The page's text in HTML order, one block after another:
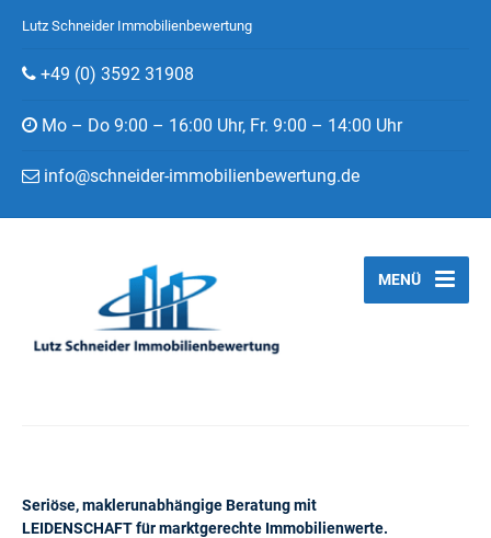
Lutz Schneider Immobilienbewertung
+49 (0) 3592 31908
Mo – Do 9:00 – 16:00 Uhr, Fr. 9:00 – 14:00 Uhr
info@schneider-immobilienbewertung.de
Seriöse, maklerunabhängige Beratung mit
LEIDENSCHAFT für marktgerechte Immobilienwerte.
MENÜ